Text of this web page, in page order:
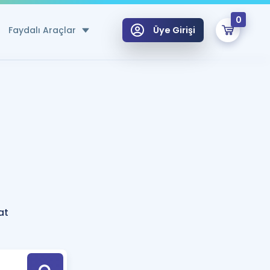
Faydalı Araçlar
Hesaplama Aracı
için Öneriler
Tek Takvimde
Üye Girişi
0